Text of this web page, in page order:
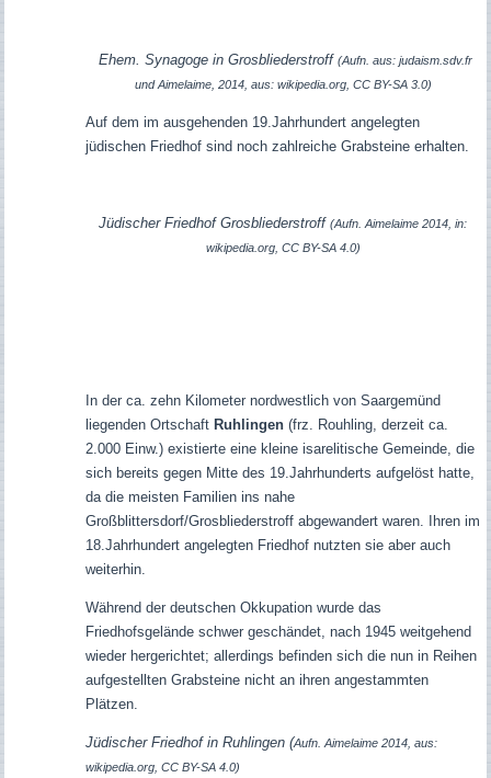
Ehem. Synagoge in Grosbliederstroff (Aufn. aus: judaism.sdv.fr
und Aimelaime, 2014, aus: wikipedia.org, CC BY-SA 3.0)
Auf dem im ausgehenden 19.Jahrhundert angelegten
jüdischen Friedhof sind noch zahlreiche Grabsteine erhalten.
Jüdischer Friedhof Grosbliederstroff(Aufn. Aimelaime 2014, in:
wikipedia.org, CC BY-SA 4.0)
In der ca. zehn Kilometer nordwestlich von Saargemünd
liegenden Ortschaft Ruhlingen (frz. Rouhling, derzeit ca.
2.000 Einw.) existierte eine kleine isarelitische Gemeinde, die
sich bereits gegen Mitte des 19.Jahrhunderts aufgelöst hatte,
da die meisten Familien ins nahe
Großblittersdorf/Grosbliederstroff abgewandert waren. Ihren im
18.Jahrhundert angelegten Friedhof nutzten sie aber auch
weiterhin.
Während der deutschen Okkupation wurde das
Friedhofsgelände schwer geschändet, nach 1945 weitgehend
wieder hergerichtet; allerdings befinden sich die nun in Reihen
aufgestellten Grabsteine nicht an ihren angestammten
Plätzen.
Jüdischer Friedhof in Ruhlingen (Aufn. Aimelaime 2014, aus:
wikipedia.org, CC BY-SA 4.0)